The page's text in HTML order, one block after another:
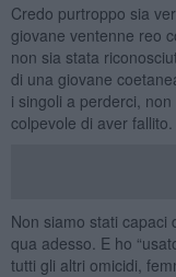
Credo purtroppo sia
giovane ventenne reo
non sia stata
di una giovane
i singoli a perderci,
colpevole di aver fallito.
Non siamo stati capaci
qua adesso. E ho
tutti gli altri omicidi,